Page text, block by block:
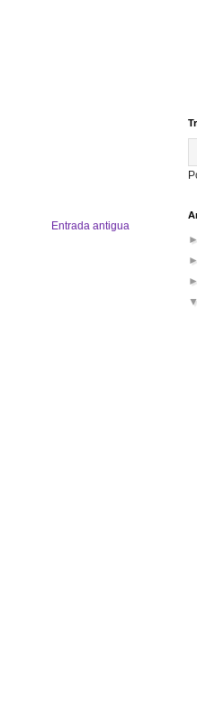
Entrada antigua
►
►
►
▼